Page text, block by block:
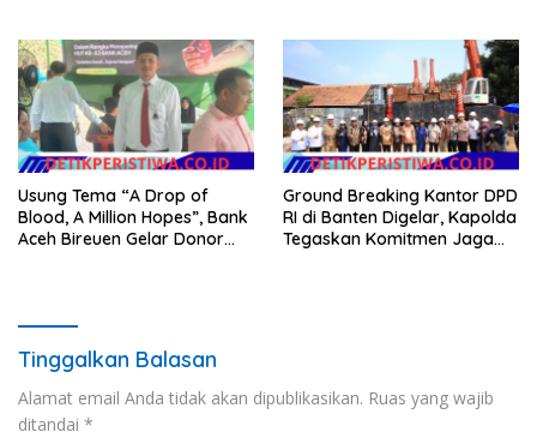
Usung Tema “A Drop of
Blood, A Million Hopes”, Bank
Aceh Bireuen Gelar Donor
Ground Breaking Kantor DPD
RI di Banten Digelar, Kapolda
Tegaskan Komitmen Jaga
Tinggalkan Balasan
Alamat email Anda tidak akan dipublikasikan. Ruas yang wajib
ditandai *